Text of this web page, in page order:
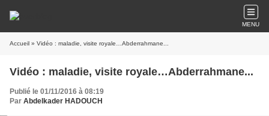
MENU
Accueil » Vidéo : maladie, visite royale…Abderrahmane...
Vidéo : maladie, visite royale…Abderrahmane...
Publié le 01/11/2016 à 08:19
Par Abdelkader HADOUCH